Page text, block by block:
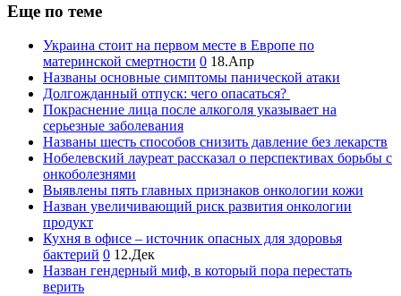
Еще по теме
Украина стоит на первом месте в Европе по
материнской смертности 0 18.Апр
Названы основные симптомы панической атаки
Долгожданный отпуск: чего опасаться?
Покраснение лица после алкоголя указывает на
серьезные заболевания
Названы шесть способов снизить давление без лекарств
Нобелевский лауреат рассказал о перспективах борьбы с
онкоболезнями
Выявлены пять главных признаков онкологии кожи
Назван увеличивающий риск развития онкологии
продукт
Кухня в офисе – источник опасных для здоровья
бактерий 0 12.Дек
Назван гендерный миф, в который пора перестать
верить